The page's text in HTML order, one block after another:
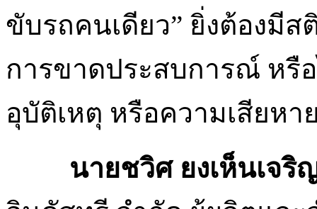
ขับรถคนเดียว” ยิ่งต้องมีส
การขาดประสบการณ์ หรื
อุบัติเหตุ หรือความเสียห
นายชวิศ ยงเห็นเจริ